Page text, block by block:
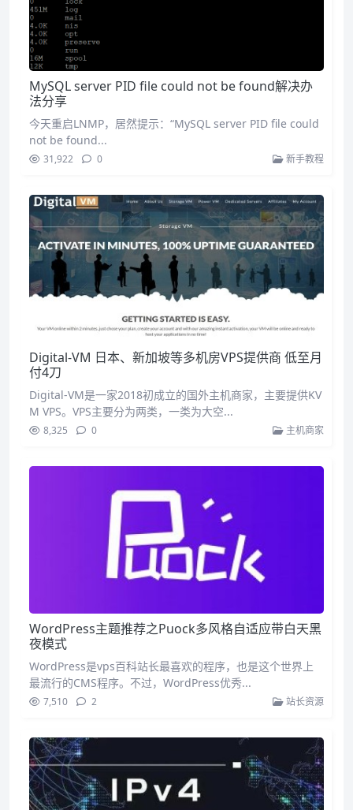
MySQL server PID file could not be found解决办
法分享
今天重启LNMP，居然提示：“MySQL server PID file could
not be found...
31,922 0 新手教程
Digital-VM 日本、新加坡等多机房VPS提供商 低至月
付4刀
Digital-VM是一家2018初成立的国外主机商家，主要提供KV
M VPS。VPS主要分为两类，一类为大空...
8,325 0 主机商家
WordPress主题推荐之Puock多风格自适应带白天黑
夜模式
WordPress是vps百科站长最喜欢的程序，也是这个世界上
最流行的CMS程序。不过，WordPress优秀...
7,510 2 站长资源